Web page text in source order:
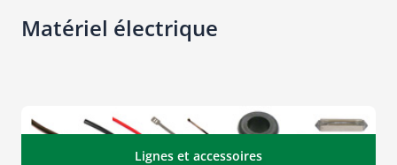
Matériel électrique
Lignes et accessoires